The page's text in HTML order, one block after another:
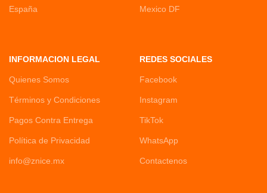
España Mexico DF
INFORMACION LEGAL
Quienes Somos
Términos y Condiciones
Pagos Contra Entrega
Política de Privacidad
info@znice.mx
REDES SOCIALES
Facebook
Instagram
TikTok
WhatsApp
Contactenos